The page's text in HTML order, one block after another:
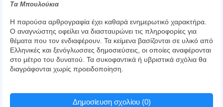
Τα Μπουλούκια
Η παρούσα αρθρογραφία έχει καθαρά ενημερωτικό χαρακτήρα.
Ο αναγνώστης οφείλει να διασταυρώνει τις πληροφορίες για
θέματα που τον ενδιαφέρουν. Τα κείμενα βασίζονται σε υλικό από
Ελληνικές και ξενόγλωσσες δημοσιεύσεις, οι οποίες αναφέρονται
στο μέτρο του δυνατού. Τα συκοφαντικά ή υβριστικά σχόλια θα
διαγράφονται χωρίς προειδοποίηση.
Δημοσίευση σχολίου (0)